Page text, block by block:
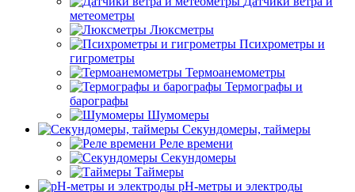
метеометры
Люксметры
Психрометры и
гигрометры
Термоанемометры
Термографы и
барографы
Шумомеры
Секундомеры, таймеры
Реле времени
Секундомеры
Таймеры
pH-метры и электроды